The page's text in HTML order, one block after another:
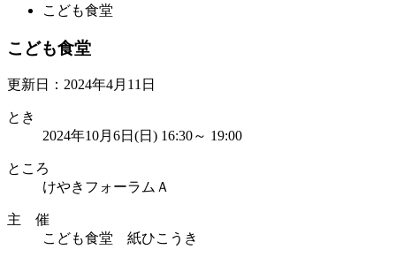
こども食堂
こども食堂
更新日：2024年4月11日
とき
2024年10月6日(日) 16:30～ 19:00
ところ
けやきフォーラムＡ
主 催
こども食堂 紙ひこうき